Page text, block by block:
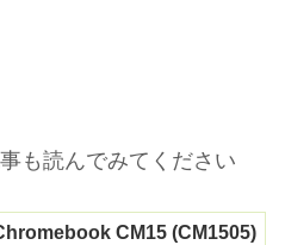
も読んでみてください
CM15 (CM1505)